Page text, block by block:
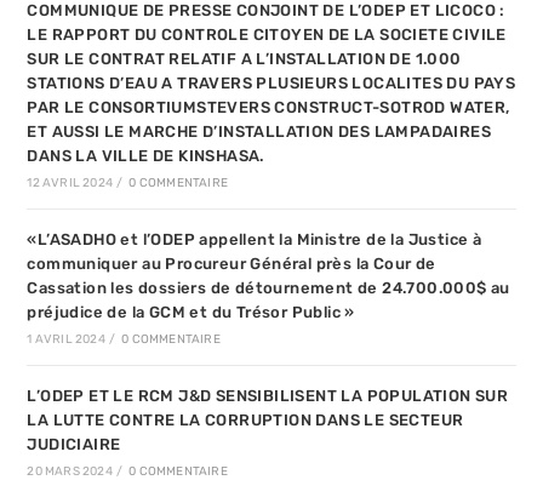
COMMUNIQUE DE PRESSE CONJOINT DE L’ODEP ET LICOCO :
LE RAPPORT DU CONTROLE CITOYEN DE LA SOCIETE CIVILE
SUR LE CONTRAT RELATIF A L’INSTALLATION DE 1.000
STATIONS D’EAU A TRAVERS PLUSIEURS LOCALITES DU PAYS
PAR LE CONSORTIUMSTEVERS CONSTRUCT-SOTROD WATER,
ET AUSSI LE MARCHE D’INSTALLATION DES LAMPADAIRES
DANS LA VILLE DE KINSHASA.
12 AVRIL 2024 / 0 COMMENTAIRE
«L’ASADHO et l’ODEP appellent la Ministre de la Justice à
communiquer au Procureur Général près la Cour de
Cassation les dossiers de détournement de 24.700.000$ au
préjudice de la GCM et du Trésor Public »
1 AVRIL 2024 / 0 COMMENTAIRE
L’ODEP ET LE RCM J&D SENSIBILISENT LA POPULATION SUR
LA LUTTE CONTRE LA CORRUPTION DANS LE SECTEUR
JUDICIAIRE
20 MARS 2024 / 0 COMMENTAIRE